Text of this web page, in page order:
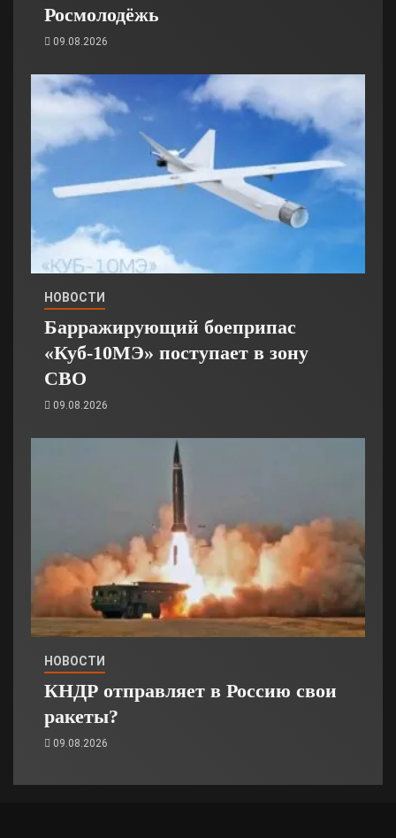
Росмолодёжь
09.08.2026
НОВОСТИ
Барражирующий боеприпас
«Куб-10МЭ» поступает в зону
СВО
09.08.2026
НОВОСТИ
КНДР отправляет в Россию свои
ракеты?
09.08.2026